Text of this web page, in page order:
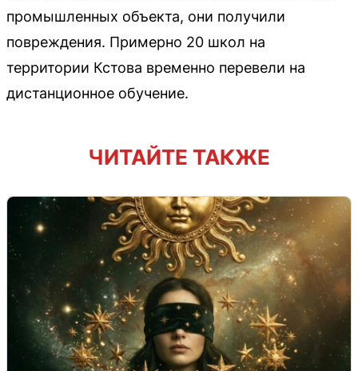
промышленных объекта, они получили
повреждения. Примерно 20 школ на
территории Кстова временно перевели на
дистанционное обучение.
ЧИТАЙТЕ ТАКЖЕ